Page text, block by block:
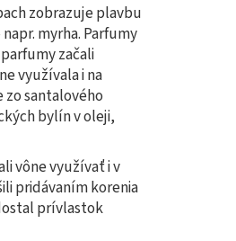
zobrazuje plavbu
myrha. Parfumy
začali
využívala i na
zo santalového
bylín v oleji,
vône využívať i v
pridávaním korenia
prívlastok